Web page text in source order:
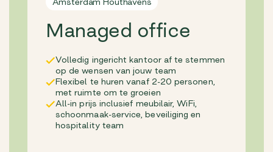
Amsterdam Houthavens
Managed office
Volledig ingericht kantoor af te stemmen
op de wensen van jouw team
Flexibel te huren vanaf 2-20 personen,
met ruimte om te groeien
All-in prijs inclusief meubilair, WiFi,
schoonmaak-service, beveiliging en
hospitality team